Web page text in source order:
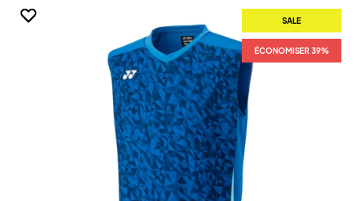
SALE
ÉCONOMISER 39%
SALE
ÉCONOMISER 39%